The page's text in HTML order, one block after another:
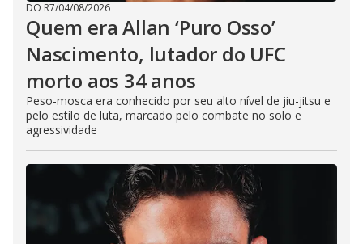
DO R7/04/08/2026
Quem era Allan ‘Puro Osso’
Nascimento, lutador do UFC
morto aos 34 anos
Peso-mosca era conhecido por seu alto nível de jiu-jitsu e
pelo estilo de luta, marcado pelo combate no solo e
agressividade